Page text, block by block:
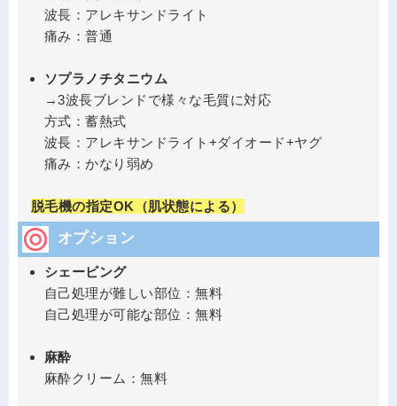
波長：アレキサンドライト
痛み：普通
ソプラノチタニウム
→3波長ブレンドで様々な毛質に対応
方式：蓄熱式
波長：アレキサンドライト+ダイオード+ヤグ
痛み：かなり弱め
脱毛機の指定OK（肌状態による）
オプション
シェービング
自己処理が難しい部位：無料
自己処理が可能な部位：無料
麻酔
麻酔クリーム：無料